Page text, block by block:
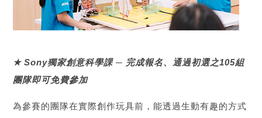
★ Sony獨家創意科學課 ─ 完成報名、通過初選之105組
團隊即可免費參加
為參賽的團隊在實際創作玩具前，能透過生動有趣的方式